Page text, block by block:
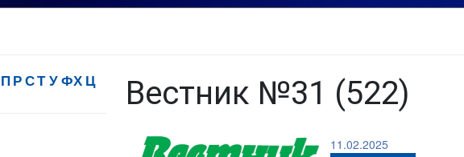
П РСТ УФХ Ц
Вестник №31 (522)
11.02.2025